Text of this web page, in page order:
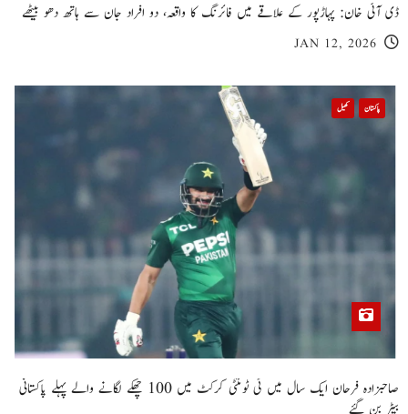
ڈی آئی خان: پہاڑپور کے علاقے میں فائرنگ کا واقعہ، دو افراد جان سے ہاتھ دھو بیٹھے
JAN 12, 2026
پاکستان کھیل
صاحبزادہ فرحان ایک سال میں ٹی ٹوئنٹی کرکٹ میں 100 چھکے لگانے والے پہلے پاکستانی